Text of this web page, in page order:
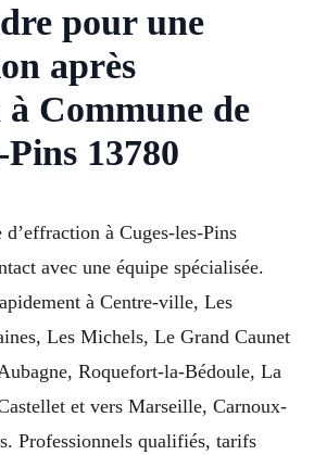
pour une
après
Commune de
Pins 13780
à Cuges-les-Pins
avec une équipe spécialisée.
à Centre-ville, Les
Les Michels, Le Grand Caunet
Roquefort-la-Bédoule, La
et vers Marseille, Carnoux-
Professionnels qualifiés, tarifs